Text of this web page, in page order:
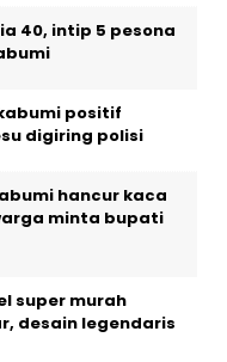
40, intip 5 pesona
positif
digiring polisi
hancur kaca
minta bupati
super murah
desain legendaris